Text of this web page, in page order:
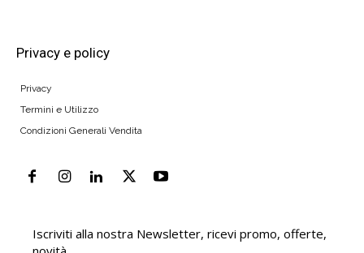
Privacy e policy
Privacy
Termini e Utilizzo
Condizioni Generali Vendita
Iscriviti alla nostra Newsletter, ricevi promo, offerte,